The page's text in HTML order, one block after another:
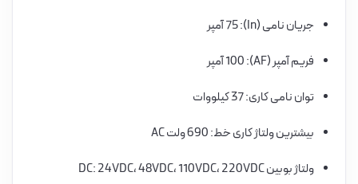
جریان نامی (In): 75 آمپر
فریم آمپر (AF): 100 آمپر
توان نامی کاری: 37 کیلووات
بیشترین ولتاژ کاری خط: 690 ولت AC
ولتاژ بوبین DC: 24VDC، 48VDC، 110VDC، 220VDC